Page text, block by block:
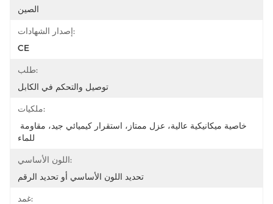
الصين
إصدار الشهادات:
CE
طلب:
توصيل والتحكم في الكابل
ملكيات:
للماء
اللون الأساسي:
تحديد اللون الأساسي أو تحديد الرقم
غمد: